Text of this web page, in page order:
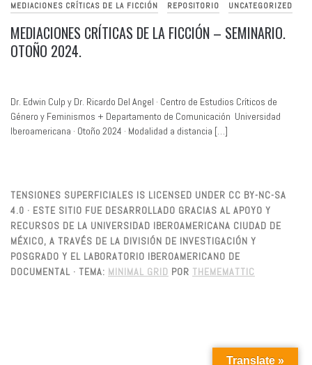
MEDIACIONES CRÍTICAS DE LA FICCIÓN REPOSITORIO UNCATEGORIZED
MEDIACIONES CRÍTICAS DE LA FICCIÓN – SEMINARIO.
OTOÑO 2024.
Dr. Edwin Culp y Dr. Ricardo Del Angel · Centro de Estudios Críticos de
Género y Feminismos + Departamento de Comunicación Universidad
Iberoamericana · Otoño 2024 · Modalidad a distancia […]
TENSIONES SUPERFICIALES IS LICENSED UNDER CC BY-NC-SA
4.0 · ESTE SITIO FUE DESARROLLADO GRACIAS AL APOYO Y
RECURSOS DE LA UNIVERSIDAD IBEROAMERICANA CIUDAD DE
MÉXICO, A TRAVÉS DE LA DIVISIÓN DE INVESTIGACIÓN Y
POSGRADO Y EL LABORATORIO IBEROAMERICANO DE
DOCUMENTAL · TEMA: MINIMAL GRID POR THEMEMATTIC
Translate »